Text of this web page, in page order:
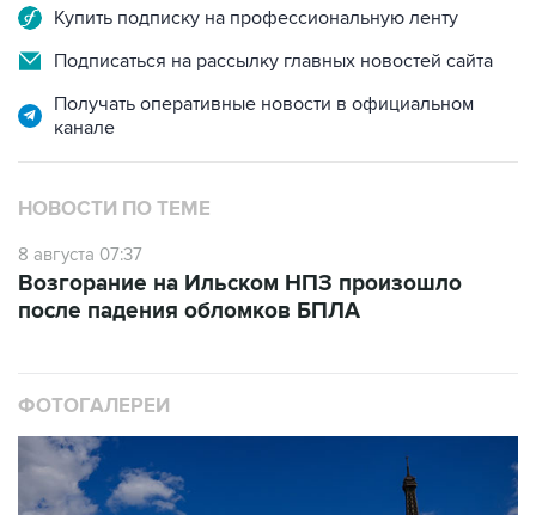
Купить подписку на профессиональную ленту
Подписаться на рассылку главных новостей сайта
Получать оперативные новости в официальном
канале
НОВОСТИ ПО ТЕМЕ
8 августа 07:37
Возгорание на Ильском НПЗ произошло
после падения обломков БПЛА
ФОТОГАЛЕРЕИ